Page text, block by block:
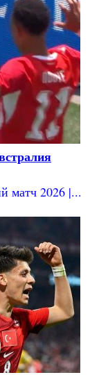
матч 2026 |...